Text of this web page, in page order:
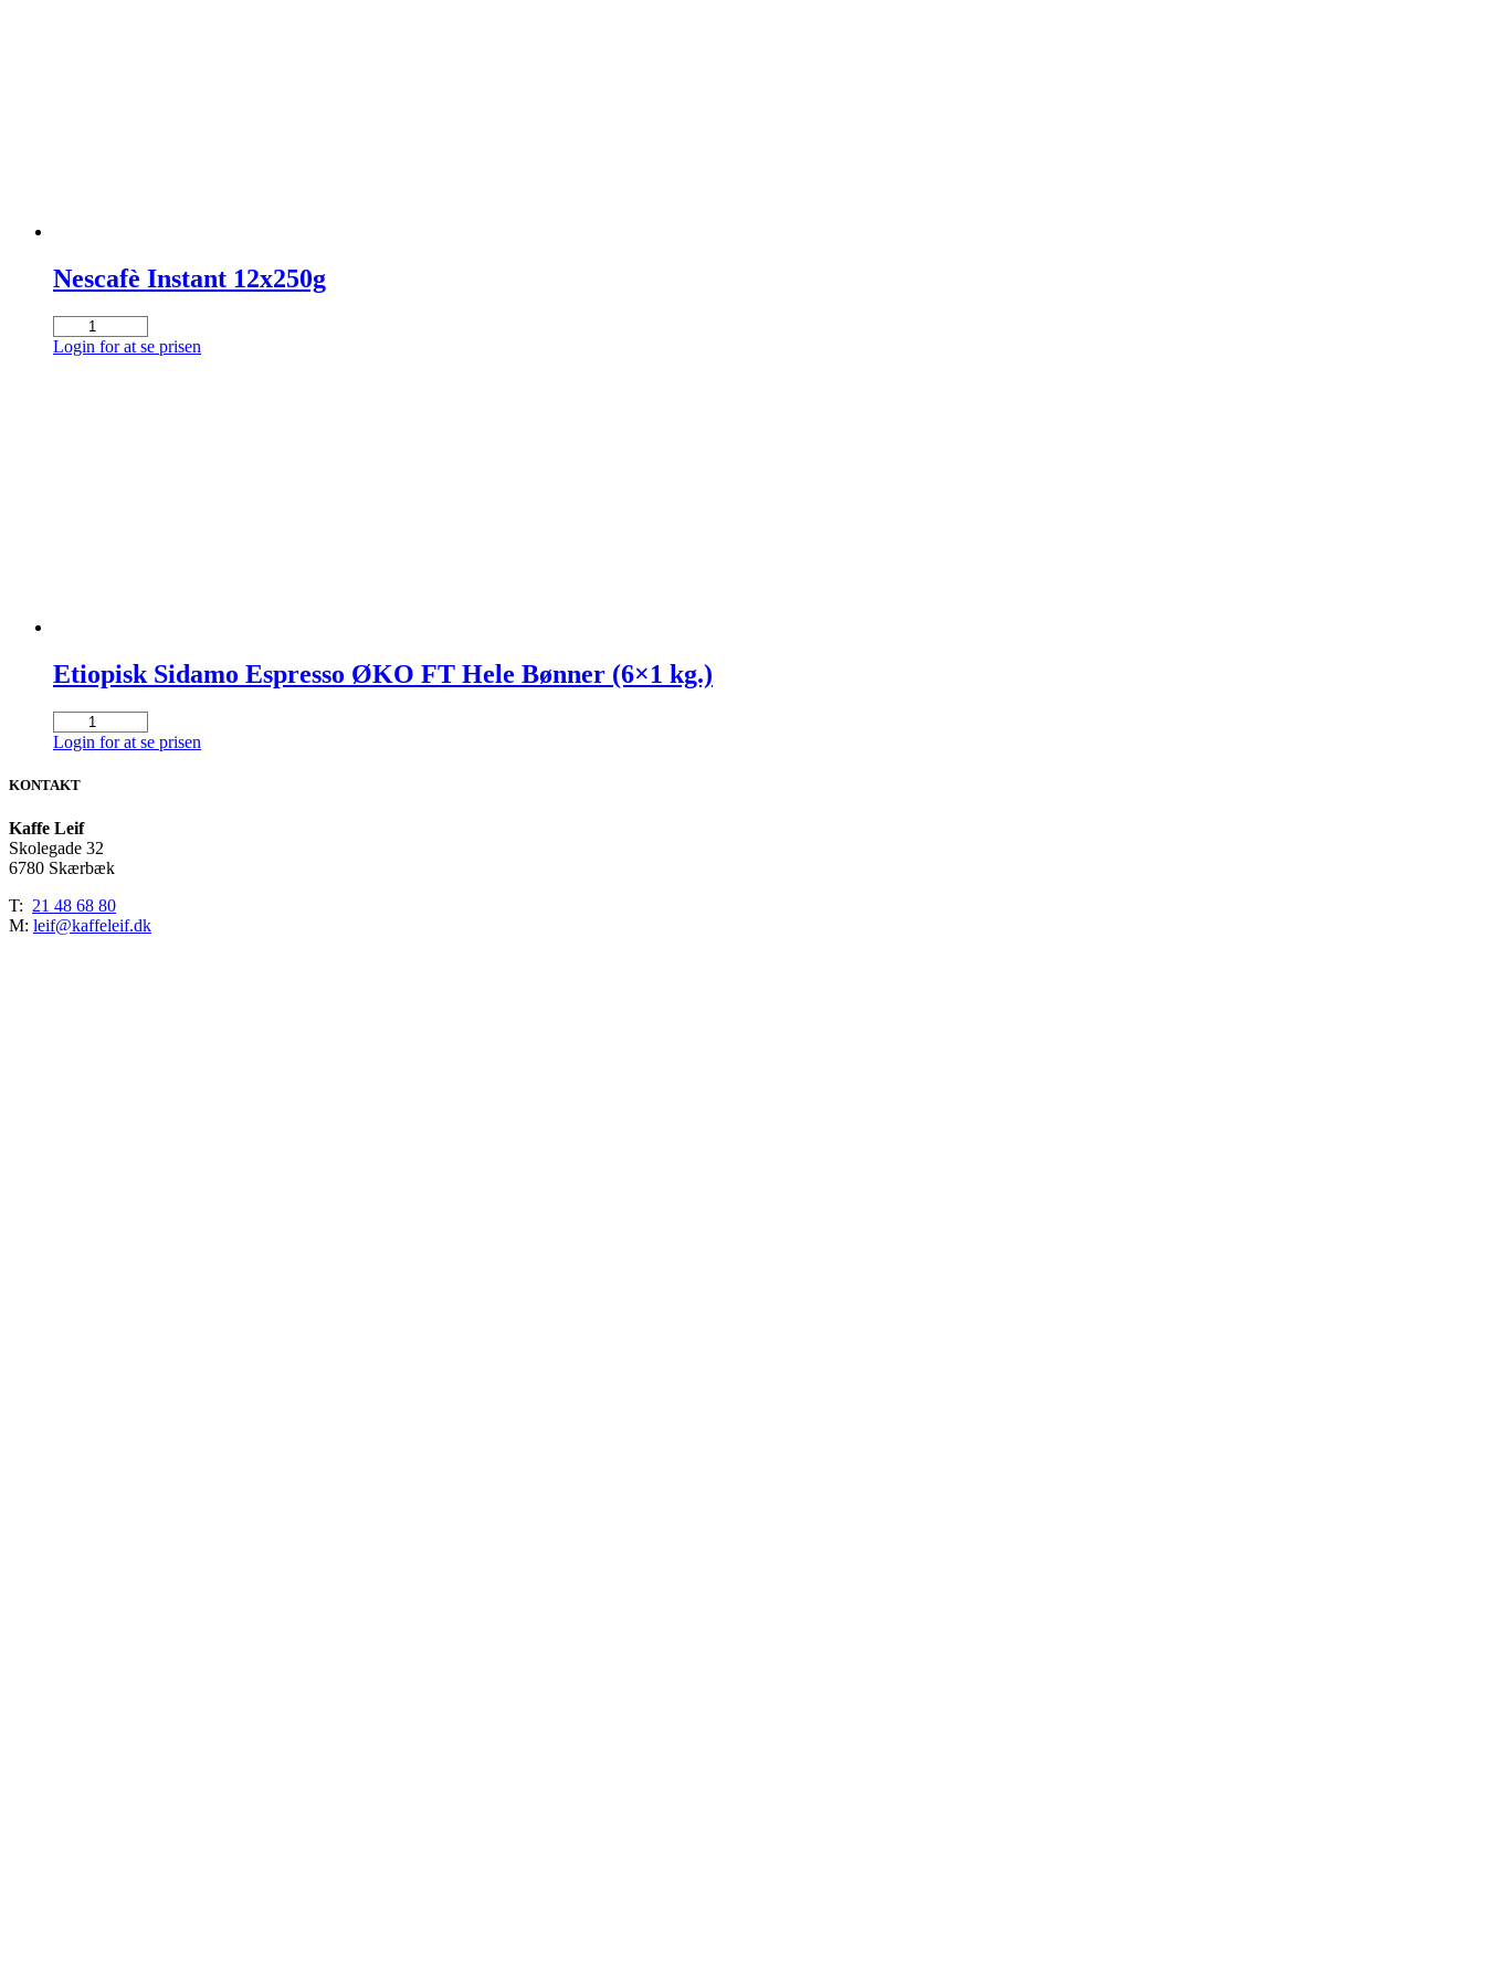
Nescafè Instant 12x250g
Nescafè
Instant
Login for at se prisen
Etiopisk Sidamo Espresso ØKO FT Hele Bønner (6×1 kg.)
Etiopisk
Sidamo
ØKO
Hele
Bønner
(6x1
kg.)
antal
Login for at se prisen
KONTAKT
Kaffe Leif
Skolegade 32
6780 Skærbæk
T: 21 48 68 80
M: leif@kaffeleif.dk